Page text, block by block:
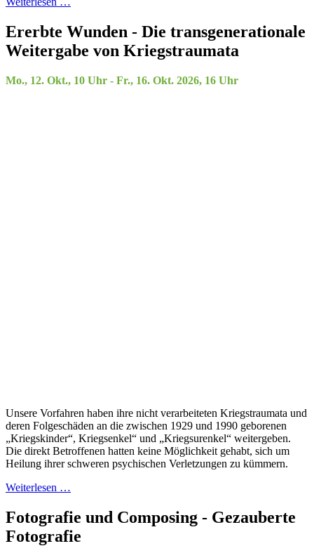
Ererbte Wunden - Die transgenerationale
Weitergabe von Kriegstraumata
Mo., 12. Okt., 10 Uhr - Fr., 16. Okt. 2026, 16 Uhr
Unsere Vorfahren haben ihre nicht verarbeiteten Kriegstraumata und
deren Folgeschäden an die zwischen 1929 und 1990 geborenen
„Kriegskinder“, Kriegsenkel“ und „Kriegsurenkel“ weitergeben.
Die direkt Betroffenen hatten keine Möglichkeit gehabt, sich um
Heilung ihrer schweren psychischen Verletzungen zu kümmern.
Weiterlesen …
Fotografie und Composing - Gezauberte
Fotografie